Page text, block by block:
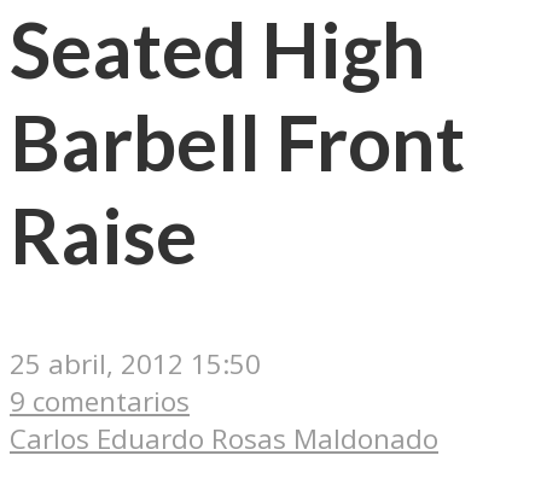
Seated High
Barbell Front
Raise
25 abril, 2012 15:50
9 comentarios
Carlos Eduardo Rosas Maldonado